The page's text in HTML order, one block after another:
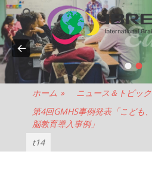
NPO
法
人
IBREA
索
••
ホーム » ニュース＆トピック
第4回GMHS事例発表「こども
脳教育導入事例」
t14